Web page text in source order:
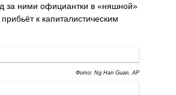
за ними официантки в «няшной»
к капиталистическим
Фото: Ng Han Guan, AP